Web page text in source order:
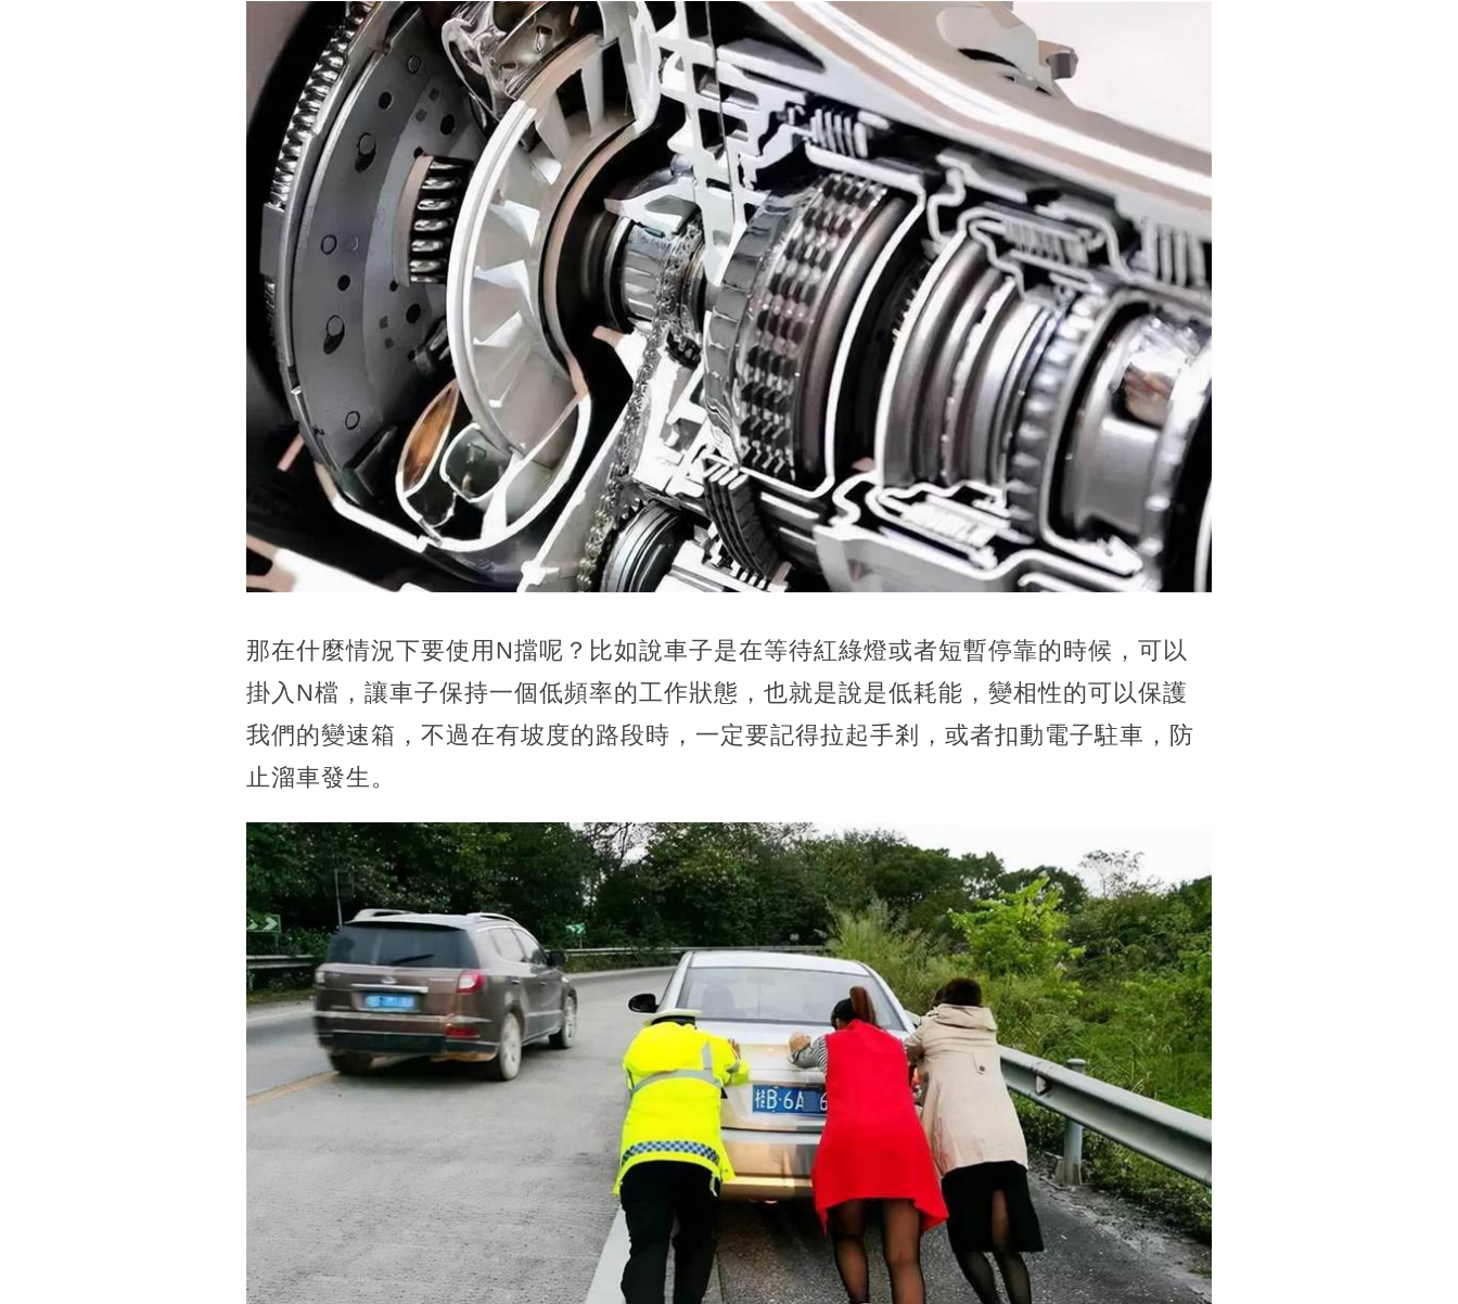
那在什麼情況下要使用N擋呢？比如說車子是在等待紅綠燈或者短暫停靠的時候，可以
掛入N檔，讓車子保持一個低頻率的工作狀態，也就是說是低耗能，變相性的可以保護
我們的變速箱，不過在有坡度的路段時，一定要記得拉起手剎，或者扣動電子駐車，防
止溜車發生。